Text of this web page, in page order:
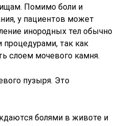
Помимо боли и
у пациентов может
инородных тел обычно
процедурами, так как
слоем мочевого камня.
пузыря. Это
болями в животе и